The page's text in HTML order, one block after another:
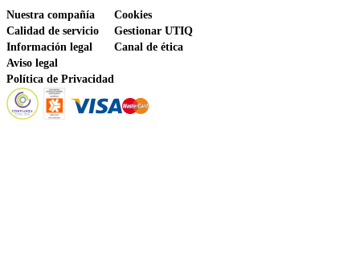
Nuestra compañía
Calidad de servicio
Información legal
Aviso legal
Política de Privacidad
Cookies
Gestionar UTIQ
Canal de ética